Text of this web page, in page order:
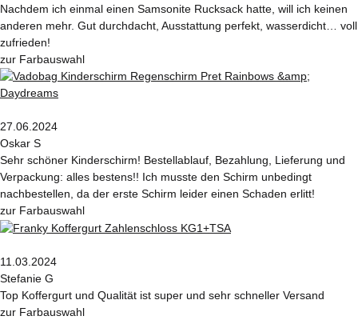
Nachdem ich einmal einen Samsonite Rucksack hatte, will ich keinen
anderen mehr. Gut durchdacht, Ausstattung perfekt, wasserdicht… voll
zufrieden!
zur Farbauswahl
27.06.2024
Oskar S
Sehr schöner Kinderschirm! Bestellablauf, Bezahlung, Lieferung und
Verpackung: alles bestens!! Ich musste den Schirm unbedingt
nachbestellen, da der erste Schirm leider einen Schaden erlitt!
zur Farbauswahl
11.03.2024
Stefanie G
Top Koffergurt und Qualität ist super und sehr schneller Versand
zur Farbauswahl